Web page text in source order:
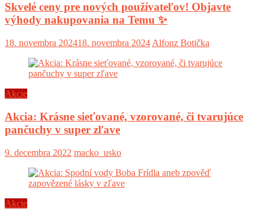
Skvelé ceny pre nových používateľov! Objavte
výhody nakupovania na Temu ✨
18. novembra 202418. novembra 2024 Alfonz Botička
Akcie
Akcia: Krásne sieťované, vzorované, či tvarujúce
pančuchy v super zľave
9. decembra 2022 macko_usko
Akcie